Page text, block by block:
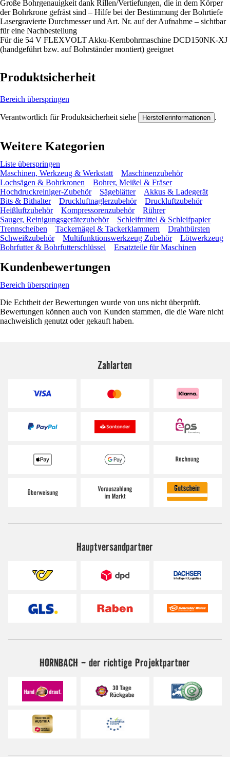
Große Bohrgenauigkeit dank Rillen/Vertiefungen, die in dem Körper
der Bohrkrone gefräst sind – Hilfe bei der Bestimmung der Bohrtiefe
Lasergravierte Durchmesser und Art. Nr. auf der Aufnahme – sichtbar
für eine Nachbestellung
Für die 54 V FLEXVOLT Akku-Kernbohrmaschine DCD150NK-XJ
(handgeführt bzw. auf Bohrständer montiert) geeignet
Produktsicherheit
Bereich überspringen
Verantwortlich für Produktsicherheit siehe Herstellerinformationen .
Weitere Kategorien
Liste überspringen
Maschinen, Werkzeug & Werkstatt
Maschinenzubehör
Lochsägen & Bohrkronen
Bohrer, Meißel & Fräser
Hochdruckreiniger-Zubehör
Sägeblätter
Akkus & Ladegerät
Bits & Bithalter
Druckluftnaglerzubehör
Druckluftzubehör
Heißluftzubehör
Kompressorenzubehör
Rührer
Sauger, Reinigungsgerätezubehör
Schleifmittel & Schleifpapier
Trennscheiben
Tackernägel & Tackerklammern
Drahtbürsten
Schweißzubehör
Multifunktionswerkzeug Zubehör
Lötwerkzeug
Bohrfutter & Bohrfutterschlüssel
Ersatzteile für Maschinen
Kundenbewertungen
Bereich überspringen
Die Echtheit der Bewertungen wurde von uns nicht überprüft.
Bewertungen können auch von Kunden stammen, die die Ware nicht
nachweislich genutzt oder gekauft haben.
Zahlarten
Hauptversandpartner
HORNBACH - der richtige Projektpartner